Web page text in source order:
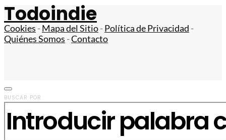
Todoindie
Cookies -Mapa del Sitio-Política de Privacidad -
Quiénes Somos -Contacto
BUSCAR POR: